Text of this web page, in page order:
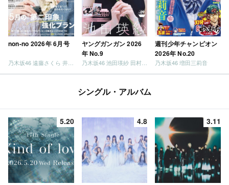
non-no 2026年 6月号
ヤングガンガン 2026
年 No.9
乃木坂46 池田瑛紗 田村真佑
週刊少年チャンピオン
2026年 No.20
乃木坂46 増田三莉音
シングル・アルバム
5.20 4.8 3.11